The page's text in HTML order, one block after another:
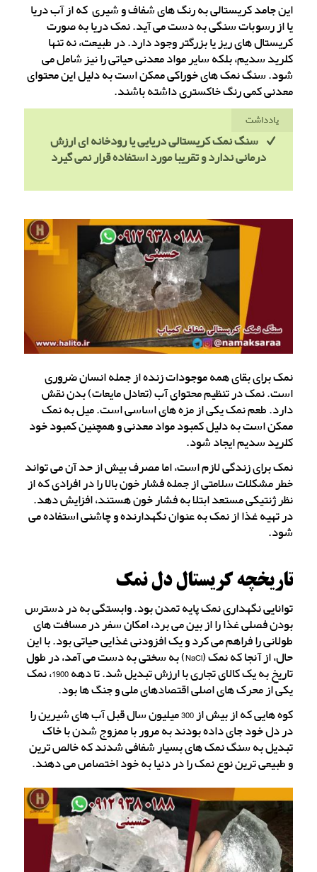
این جامد کریستالی به رنگ های شفاف و شیری که از آب دریا
یا از رسوبات سنگی به دست می آید. نمک دریا به صورت
کریستال های ریز یا بزرگتر وجود دارد. در طبیعت، نه تنها
کلرید سدیم، بلکه سایر مواد معدنی حیاتی را نیز شامل می
شود. سنگ نمک های خوراکی ممکن است به دلیل این محتوای
معدنی کمی رنگ خاکستری داشته باشند.
یادداشت
سنگ نمک کریستالی دریایی یا رودخانه ای ارزش
درمانی ندارد و تقریبا مورد استفاده قرار نمی گیرد
نمک برای بقای همه موجودات زنده از جمله انسان ضروری
است. نمک در تنظیم محتوای آب (تعادل مایعات) بدن نقش
دارد. طعم نمک یکی از مزه های اساسی است. میل به نمک
ممکن است به دلیل کمبود مواد معدنی و همچنین کمبود خود
کلرید سدیم ایجاد شود.
نمک برای زندگی لازم است، اما مصرف بیش از حد آن می تواند
خطر مشکلات سلامتی از جمله فشار خون بالا را در افرادی که از
نظر ژنتیکی مستعد ابتلا به فشار خون هستند، افزایش دهد.
در تهیه غذا از نمک به عنوان نگهدارنده و چاشنی استفاده می
شود.
تاریخچه کریستال دل نمک
توانایی نگهداری نمک پایه تمدن بود. وابستگی به در دسترس
بودن فصلی غذا را از بین می برد، امکان سفر در مسافت های
طولانی را فراهم می کرد و یک افزودنی غذایی حیاتی بود. با این
حال، از آنجا که نمک (NaCl) به سختی به دست می آمد، در طول
تاریخ به یک کالای تجاری با ارزش تبدیل شد. تا دهه 1900، نمک
یکی از محرک های اصلی اقتصادهای ملی و جنگ ها بود.
کوه هایی که از بیش از 300 میلیون سال قبل آب های شیرین را
در دل خود جای داده بودند به مرور با ممزوج شدن با خاک
تبدیل به سنگ نمک های بسیار شفافی شدند که خالص ترین
و طبیعی ترین نوع نمک را در دنیا به خود اختصاص می دهند.